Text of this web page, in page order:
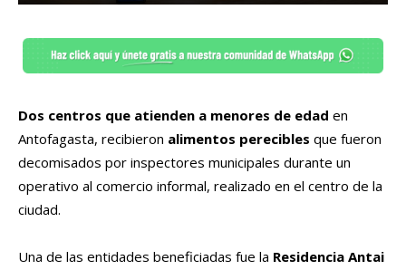
Dos centros que atienden a menores de edad en
Antofagasta, recibieron alimentos perecibles que fueron
decomisados por inspectores municipales durante un
operativo al comercio informal, realizado en el centro de la
ciudad.
Una de las entidades beneficiadas fue la Residencia Antai